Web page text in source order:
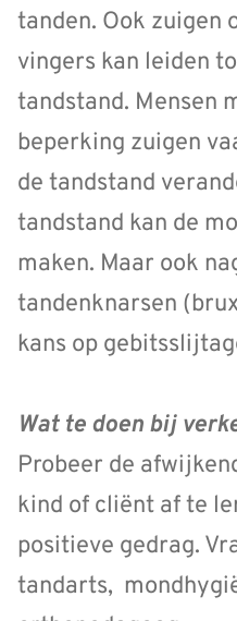
tanden. Ook zuigen
vingers kan leiden
tandstand. Mensen
beperking zuigen
de tandstand
tandstand kan de
maken. Maar ook
tandenknarsen
kans op
Wat te doen bij
Probeer de
kind of cliënt af te
positieve gedrag.
tandarts,